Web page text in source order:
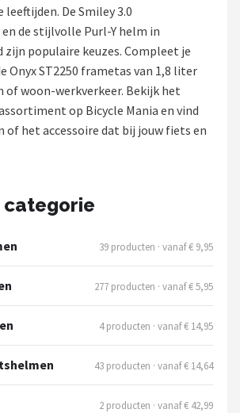
De Smiley 3.0
de stijlvolle Purl-Y helm in
zijn populaire keuzes. Compleet je
Onyx ST2250 frametas van 1,8 liter
woon-werkverkeer. Bekijk het
op Bicycle Mania en vind
of het accessoire dat bij jouw fiets en
categorie
39 producten · vanaf € 9,95
277 producten · vanaf € 5,95
4 producten · vanaf € 14,95
43 producten · vanaf € 14,64
2 producten · vanaf € 42,99